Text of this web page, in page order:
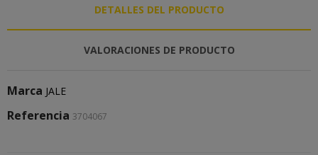
DETALLES DEL PRODUCTO
VALORACIONES DE PRODUCTO
Marca JALE
Referencia 3704067